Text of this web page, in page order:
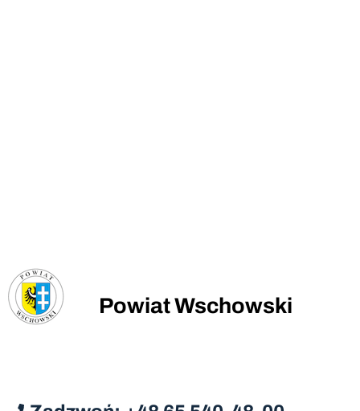
Powiat Wschowski